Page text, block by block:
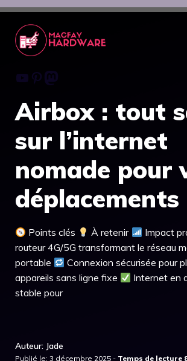
Aller
contenu
Youtube
Pinterest
Mastodon
Airbox : tout
sur l’internet
nomade pour
déplacements
Points clés À retenir
Impact
routeur 4G/5G transformant le réseau
portable
Connexion sécurisée pour
appareils sans ligne fixe
Internet en
stable pour
Auteur: Jade
Publié le: 3 décembre 2025 -